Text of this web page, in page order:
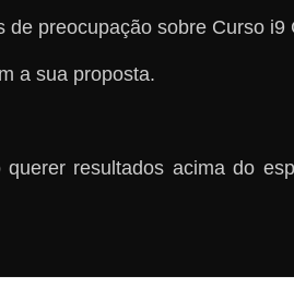
preocupação sobre Curso i9
a sua proposta.
resultados acima do